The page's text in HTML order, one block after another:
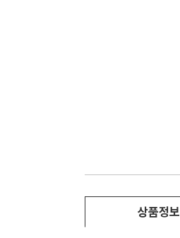
상품정보